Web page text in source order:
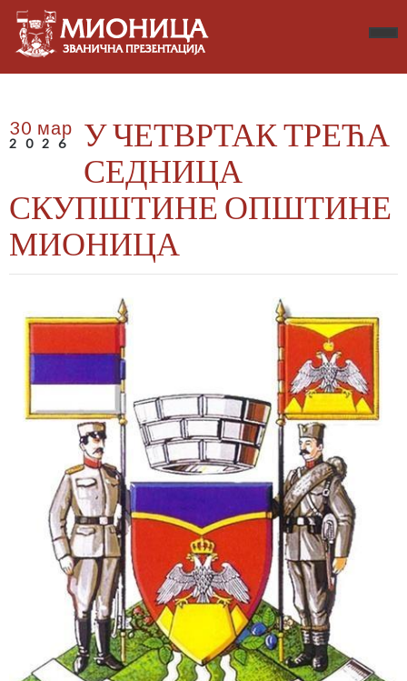
30 мар
2026
У ЧЕТВРТАК ТРЕЋА
СЕДНИЦА
СКУПШТИНЕ ОПШТИНЕ
МИОНИЦА